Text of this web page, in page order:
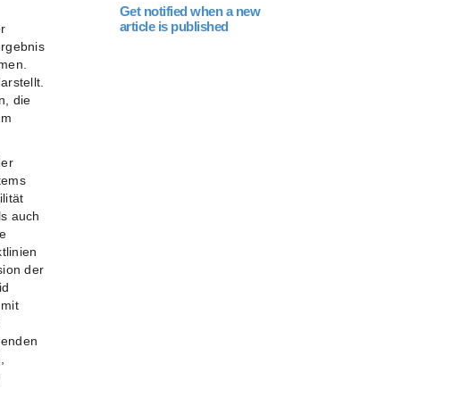
die
auch
der
Get notified when a new
article is published